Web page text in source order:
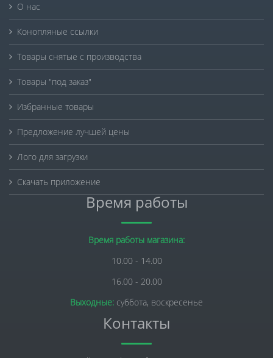
О нас
Конопляные ссылки
Товары снятые с производства
Товары "под заказ"
Избранные товары
Предложение лучшей цены
Лого для загрузки
Скачать приложение
Время работы
Время работы магазина:
10.00 - 14.00
16.00 - 20.00
Выходные: суббота, воскресенье
Контакты